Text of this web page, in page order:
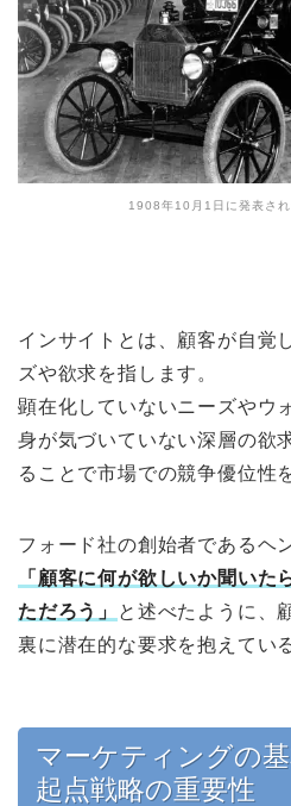
1908年10月1日に発表され
インサイトとは、顧客が自覚
ズや欲求を指します。
顕在化していないニーズやウ
身が気づいていない深層の欲
ることで市場での競争優位性
フォード社の創始者であるヘ
「顧客に何が欲しいか聞いた
ただろう」
と述べたように、
裏に潜在的な要求を抱えてい
マーケティングの
起点戦略の重要性